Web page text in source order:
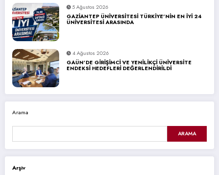
5 Ağustos 2026
GAZİANTEP ÜNİVERSİTESİ TÜRKİYE’NİN EN İYİ 24
ÜNİVERSİTESİ ARASINDA
4 Ağustos 2026
GAÜN’DE GİRİŞİMCİ VE YENİLİKÇİ ÜNİVERSİTE
ENDEKSİ HEDEFLERİ DEĞERLENDİRİLDİ
Arama
ARAMA
Arşiv